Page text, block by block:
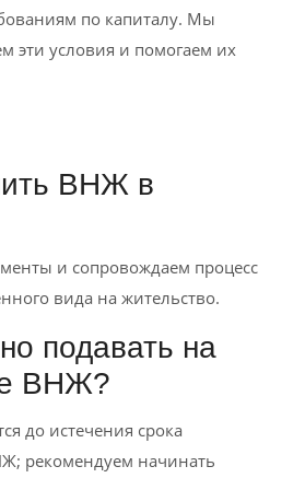
по капиталу. Мы
эти условия и помогаем их
ВНЖ в
и сопровождаем процесс
вида на жительство.
подавать на
ВНЖ?
до истечения срока
рекомендуем начинать